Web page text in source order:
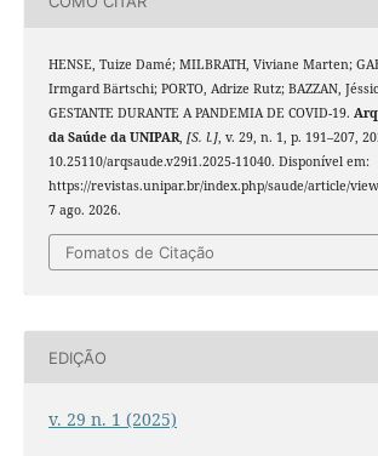
HENSE, Tuize Damé; MILBRATH, Viviane Marten;
Irmgard Bärtschi; PORTO, Adrize Rutz; BAZZAN,
GESTANTE DURANTE A PANDEMIA DE COVID-19.
da Saúde da UNIPAR, [S. l.], v. 29, n. 1, p. 191–207,
10.25110/arqsaude.v29i1.2025-11040. Disponível em:
https://revistas.unipar.br/index.php/saude/article/
7 ago. 2026.
Fomatos de Citação
EDIÇÃO
v. 29 n. 1 (2025)